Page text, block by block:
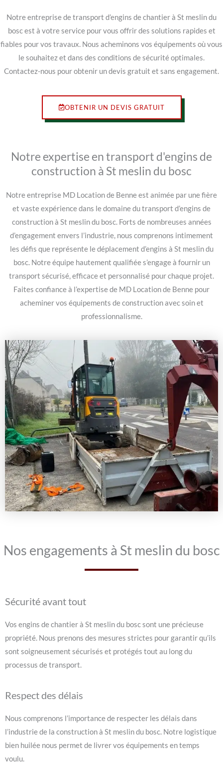
Notre entreprise de transport d’engins de chantier à St meslin du
bosc est à votre service pour vous offrir des solutions rapides et
fiables pour vos travaux. Nous acheminons vos équipements où vous
le souhaitez et dans des conditions de sécurité optimales.
Contactez-nous pour obtenir un devis gratuit et sans engagement.
OBTENIR UN DEVIS GRATUIT
Notre expertise en transport d'engins de
construction à St meslin du bosc
Notre entreprise MD Location de Benne est animée par une fière
et vaste expérience dans le domaine du transport d’engins de
construction à St meslin du bosc. Forts de nombreuses années
d’engagement envers l’industrie, nous comprenons intimement
les défis que représente le déplacement d’engins à St meslin du
bosc. Notre équipe hautement qualifiée s’engage à fournir un
transport sécurisé, efficace et personnalisé pour chaque projet.
Faites confiance à l’expertise de MD Location de Benne pour
acheminer vos équipements de construction avec soin et
professionnalisme.
Nos engagements à St meslin du bosc
Sécurité avant tout
Vos engins de chantier à St meslin du bosc sont une précieuse
propriété. Nous prenons des mesures strictes pour garantir qu’ils
sont soigneusement sécurisés et protégés tout au long du
processus de transport.
Respect des délais
Nous comprenons l’importance de respecter les délais dans
l’industrie de la construction à St meslin du bosc. Notre logistique
bien huilée nous permet de livrer vos équipements en temps
voulu.